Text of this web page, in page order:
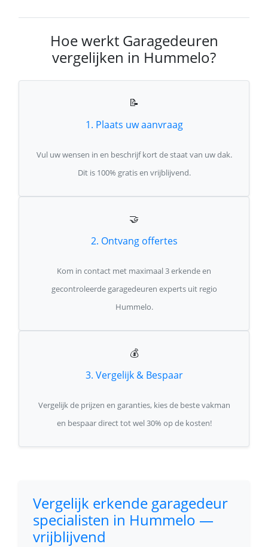
Hoe werkt Garagedeuren
vergelijken in Hummelo?
📝
1. Plaats uw aanvraag
Vul uw wensen in en beschrijf kort de staat van uw dak.
Dit is 100% gratis en vrijblijvend.
🤝
2. Ontvang offertes
Kom in contact met maximaal 3 erkende en
gecontroleerde garagedeuren experts uit regio
Hummelo.
💰
3. Vergelijk & Bespaar
Vergelijk de prijzen en garanties, kies de beste vakman
en bespaar direct tot wel 30% op de kosten!
Vergelijk erkende garagedeur
specialisten in Hummelo —
vrijblijvend